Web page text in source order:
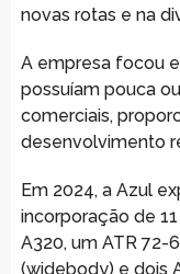
novas rotas e na
A empresa focou
possuíam pouca
comerciais,
desenvolvimento
Em 2024, a Azul
incorporação de
A320, um ATR 72-
(widebody) e dois